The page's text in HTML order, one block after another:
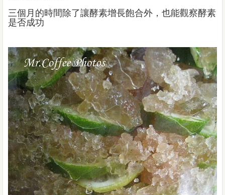
三個月的時間除了讓酵素增長飽合外，也能觀察酵素
是否成功